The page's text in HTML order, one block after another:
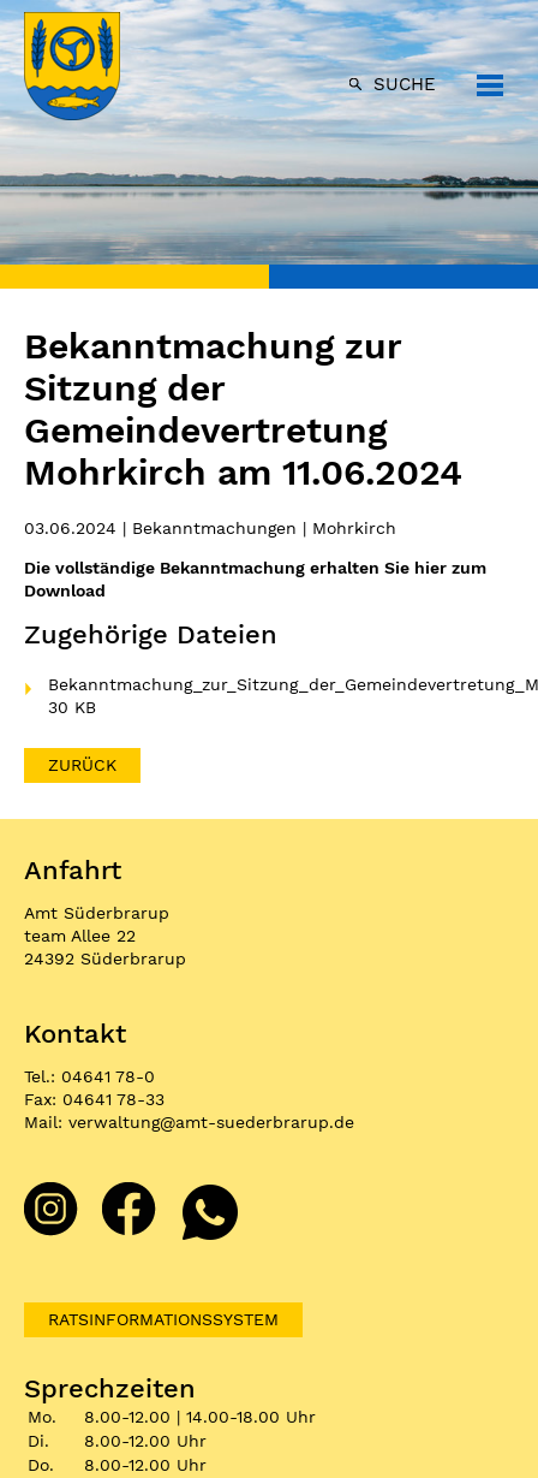
SUCHE
Bekanntmachung zur
Sitzung der
Gemeindevertretung
Mohrkirch am 11.06.2024
03.06.2024 | Bekanntmachungen | Mohrkirch
Die vollständige Bekanntmachung erhalten Sie hier zum
Download
Zugehörige Dateien
30 KB
ZURÜCK
Anfahrt
Amt Süderbrarup
team Allee 22
24392 Süderbrarup
Kontakt
Tel.: 04641 78-0
Fax: 04641 78-33
Mail: verwaltung@amt-suederbrarup.de
RATSINFORMATIONSSYSTEM
Sprechzeiten
Mo.
8.00-12.00 | 14.00-18.00 Uhr
Di.
8.00-12.00 Uhr
Do.
8.00-12.00 Uhr